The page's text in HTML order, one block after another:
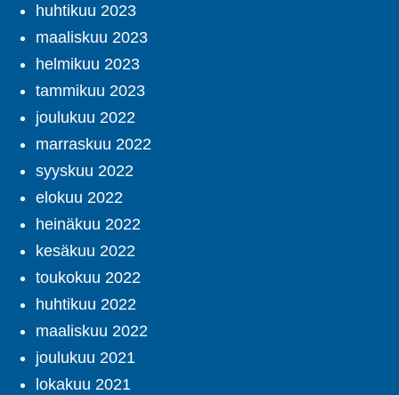
huhtikuu 2023
maaliskuu 2023
helmikuu 2023
tammikuu 2023
joulukuu 2022
marraskuu 2022
syyskuu 2022
elokuu 2022
heinäkuu 2022
kesäkuu 2022
toukokuu 2022
huhtikuu 2022
maaliskuu 2022
joulukuu 2021
lokakuu 2021